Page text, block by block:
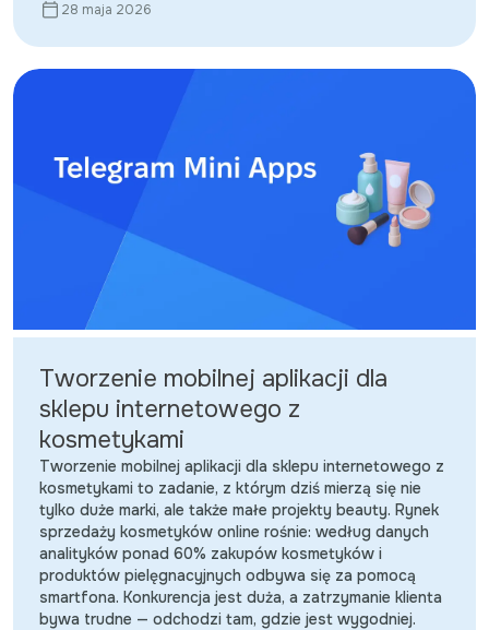
28 maja 2026
Tworzenie mobilnej aplikacji dla
sklepu internetowego z
kosmetykami
Tworzenie mobilnej aplikacji dla sklepu internetowego z
kosmetykami to zadanie, z którym dziś mierzą się nie
tylko duże marki, ale także małe projekty beauty. Rynek
sprzedaży kosmetyków online rośnie: według danych
analityków ponad 60% zakupów kosmetyków i
produktów pielęgnacyjnych odbywa się za pomocą
smartfona. Konkurencja jest duża, a zatrzymanie klienta
bywa trudne — odchodzi tam, gdzie jest wygodniej.